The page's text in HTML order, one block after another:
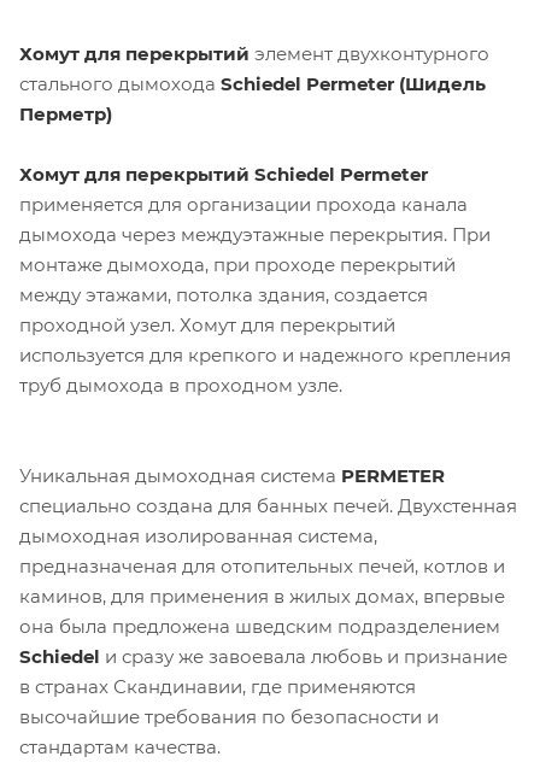
Хомут для перекрытий элемент двухконтурного
стального дымохода Schiedel Permeter (Шидель
Перметр)
Хомут для перекрытий Schiedel Permeter
применяется для организации прохода канала
дымохода через междуэтажные перекрытия. При
монтаже дымохода, при проходе перекрытий
между этажами, потолка здания, создается
проходной узел. Хомут для перекрытий
используется для крепкого и надежного крепления
труб дымохода в проходном узле.
Уникальная дымоходная система PERMETER
специально создана для банных печей. Двухстенная
дымоходная изолированная система,
предназначеная для отопительных печей, котлов и
каминов, для применения в жилых домах, впервые
она была предложена шведским подразделением
Schiedel и сразу же завоевала любовь и признание
в странах Скандинавии, где применяются
высочайшие требования по безопасности и
стандартам качества.